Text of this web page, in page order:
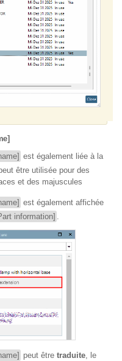
est également liée à la
être utilisée pour des
et des majuscules
est également affichée
information]
peut être traduite, le